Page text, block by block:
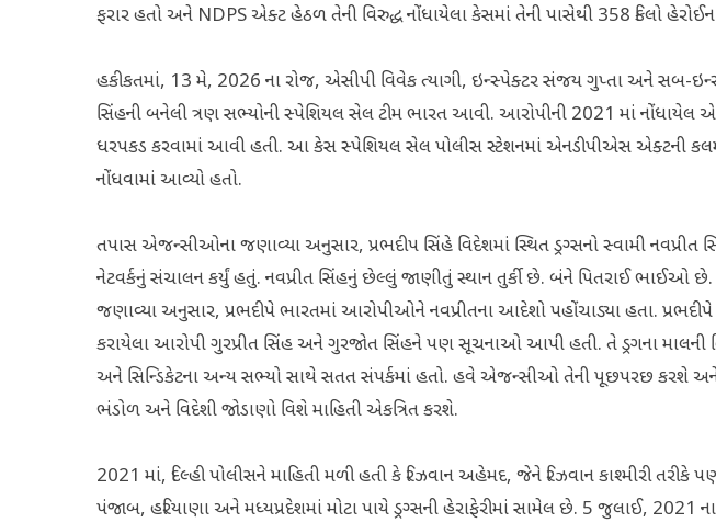
ફરાર હતો અને NDPS એક્ટ હેઠળ તેની વિરુદ્ધ નોંધાયેલા કેસમાં તેની પાસેથી 358 કિલો
હકીકતમાં, 13 મે, 2026 ના રોજ, એસીપી વિવેક ત્યાગી, ઇન્સ્પેક્ટર સંજય ગુપ્તા અને સબ-
સિંહની બનેલી ત્રણ સભ્યોની સ્પેશિયલ સેલ ટીમ ભારત આવી. આરોપીની 2021 માં
ધરપકડ કરવામાં આવી હતી. આ કેસ સ્પેશિયલ સેલ પોલીસ સ્ટેશનમાં એનડીપીએસ એક્ટની
નોંધવામાં આવ્યો હતો.
તપાસ એજન્સીઓના જણાવ્યા અનુસાર, પ્રભદીપ સિંહે વિદેશમાં સ્થિત ડ્રગ્સનો સ્વામી નવપ્રીત
નેટવર્કનું સંચાલન કર્યું હતું. નવપ્રીત સિંહનું છેલ્લું જાણીતું સ્થાન તુર્કી છે. બંને પિતરાઈ ભાઈઓ છે.
જણાવ્યા અનુસાર, પ્રભદીપે ભારતમાં આરોપીઓને નવપ્રીતના આદેશો પહોંચાડ્યા હતા.
કરાયેલા આરોપી ગુરપ્રીત સિંહ અને ગુરજોત સિંહને પણ સૂચનાઓ આપી હતી. તે ડ્રગના માલની
અને સિન્ડિકેટના અન્ય સભ્યો સાથે સતત સંપર્કમાં હતો. હવે એજન્સીઓ તેની પૂછપરછ કરશે અને
ભંડોળ અને વિદેશી જોડાણો વિશે માહિતી એકત્રિત કરશે.
2021 માં, દિલ્હી પોલીસને માહિતી મળી હતી કે રિઝવાન અહેમદ, જેને રિઝવાન કાશ્મીરી
પંજાબ, હરિયાણા અને મધ્યપ્રદેશમાં મોટા પાયે ડ્રગ્સની હેરાફેરીમાં સામેલ છે. 5 જુલાઈ, 2021